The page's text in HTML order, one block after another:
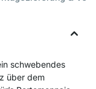
schwebendes
über dem